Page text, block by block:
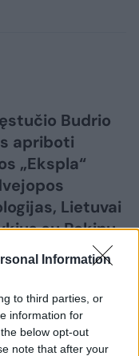
Information
to third parties, or
information for
below opt-out
note that after your
Budrio
apriboti
„Ekspla“
Lietuvai
su Pekinu,
sprendimų
Pasak jo,
tai verčia
tiekimo
Kinijos.